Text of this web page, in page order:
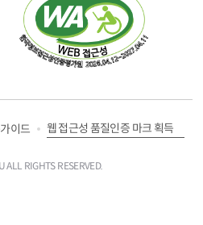
이드 웹 접근성 품질인증 마크 획득
RIGHTS RESERVED.